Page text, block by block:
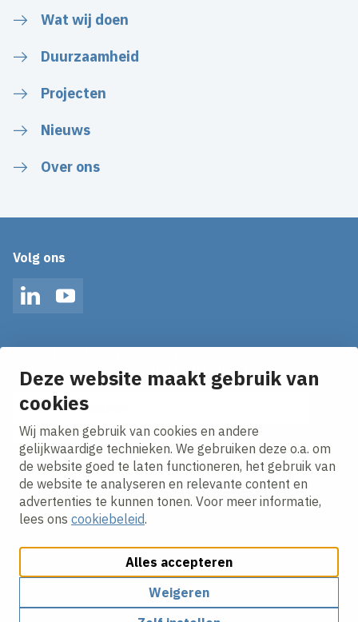
Deze website maakt gebruik van
cookies
Wij maken gebruik van cookies en andere
gelijkwaardige technieken. We gebruiken deze o.a. om
de website goed te laten functioneren, het gebruik van
de website te analyseren en relevante content en
advertenties te kunnen tonen. Voor meer informatie,
lees ons cookiebeleid.
Alles accepteren
Weigeren
Wat wij doen
Duurzaamheid
Projecten
Nieuws
Over ons
Volg ons
LinkedInYouTube
Ontvang onze nieuws alerts in je mailbox!
E-mailadres
Ik ga akkoord met hetprivacy statement.
Cookies aanpassenCookie beleidPrivacy policy
Algemene Voorwaarden